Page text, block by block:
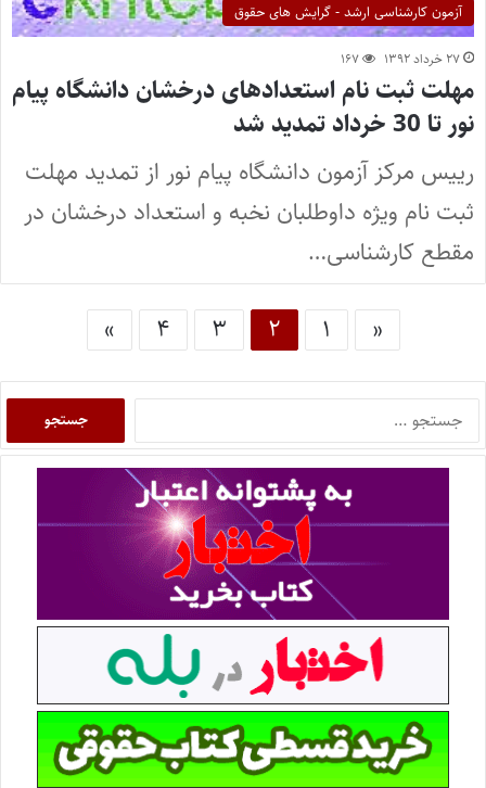
آزمون کارشناسی ارشد - گرایش های حقوق
۲۷ خرداد ۱۳۹۲ ۱۶۷
مهلت ثبت نام استعدادهای درخشان دانشگاه پیام
نور تا 30 خرداد تمدید شد
رییس مرکز آزمون دانشگاه پیام نور از تمدید مهلت
ثبت نام ویژه داوطلبان نخبه و استعداد درخشان در
مقطع کارشناسی…
« ۱ ۲ ۳ ۴ »